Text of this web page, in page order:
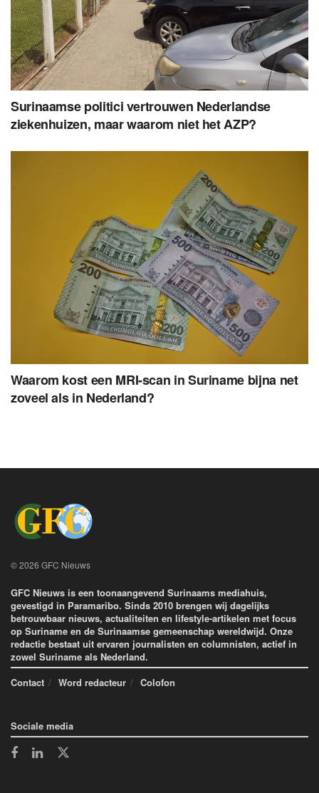
Surinaamse politici vertrouwen Nederlandse
ziekenhuizen, maar waarom niet het AZP?
Waarom kost een MRI-scan in Suriname bijna net
zoveel als in Nederland?
© 2026 GFC Nieuws
GFC Nieuws is een toonaangevend Surinaams mediahuis,
gevestigd in Paramaribo. Sinds 2010 brengen wij dagelijks
betrouwbaar nieuws, actualiteiten en lifestyle-artikelen met focus
op Suriname en de Surinaamse gemeenschap wereldwijd. Onze
redactie bestaat uit ervaren journalisten en columnisten, actief in
zowel Suriname als Nederland.
Contact
Word redacteur Colofon
Sociale media